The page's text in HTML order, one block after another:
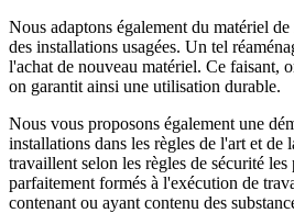
Nous adaptons également du matériel
des installations usagées. Un tel
l'achat de nouveau matériel. Ce faisant,
on garantit ainsi une utilisation durable.
Nous vous proposons également une
installations dans les règles de l'art et de
travaillent selon les règles de sécurité les
parfaitement formés à l'exécution de
contenant ou ayant contenu des